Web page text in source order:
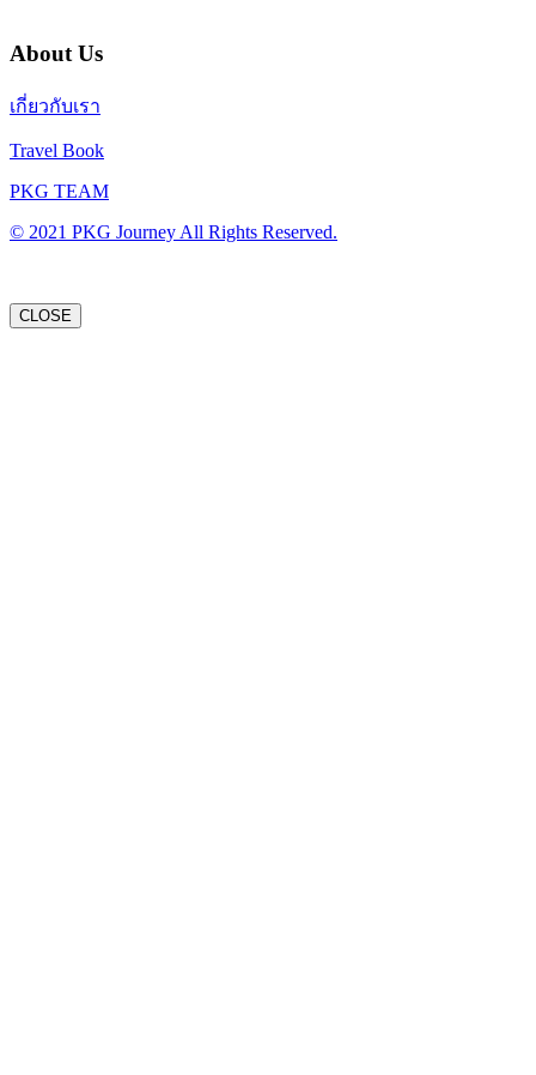
About Us
เกี่ยวกับเรา
Travel Book
PKG TEAM
© 2021 PKG Journey All Rights Reserved.
CLOSE